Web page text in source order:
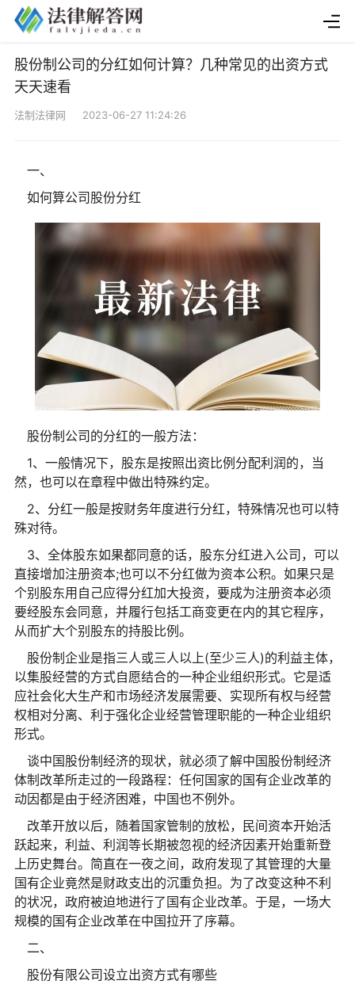
股份制公司的分红如何计算？几种常见的出资方式
天天速看
法制法律网 2023-06-27 11:24:26
一、
如何算公司股份分红
股份制公司的分红的一般方法：
1、一般情况下，股东是按照出资比例分配利润的，当
然，也可以在章程中做出特殊约定。
2、分红一般是按财务年度进行分红，特殊情况也可以特
殊对待。
3、全体股东如果都同意的话，股东分红进入公司，可以
直接增加注册资本;也可以不分红做为资本公积。如果只是
个别股东用自己应得分红加大投资，要成为注册资本必须
要经股东会同意，并履行包括工商变更在内的其它程序，
从而扩大个别股东的持股比例。
股份制企业是指三人或三人以上(至少三人)的利益主体，
以集股经营的方式自愿结合的一种企业组织形式。它是适
应社会化大生产和市场经济发展需要、实现所有权与经营
权相对分离、利于强化企业经营管理职能的一种企业组织
形式。
谈中国股份制经济的现状，就必须了解中国股份制经济
体制改革所走过的一段路程：任何国家的国有企业改革的
动因都是由于经济困难，中国也不例外。
改革开放以后，随着国家管制的放松，民间资本开始活
跃起来，利益、利润等长期被忽视的经济因素开始重新登
上历史舞台。简直在一夜之间，政府发现了其管理的大量
国有企业竟然是财政支出的沉重负担。为了改变这种不利
的状况，政府被迫地进行了国有企业改革。于是，一场大
规模的国有企业改革在中国拉开了序幕。
二、
股份有限公司设立出资方式有哪些